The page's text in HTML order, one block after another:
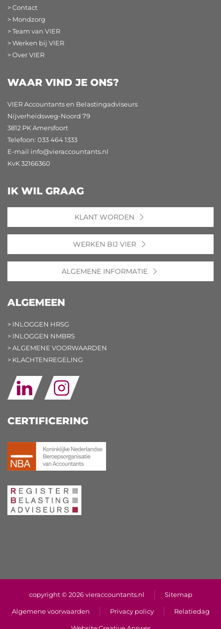
> Contact
> Mondzorg
> Team van VIER
> Werken bij VIER
> Over VIER
WAAR VIND JE ONS?
VIER Accountants en Belastingadviseurs
Nijverheidsweg-Noord 79
3812 PK Amersfoort
Telefoon: 033 464 1333
E-mail info@vieraccountants.nl
KvK 32166360
IK WIL GRAAG
KLANT WORDEN
WERKEN BIJ VIER
ALGEMENE INFORMATIE
ALGEMEEN
> INLOGGEN HRSG
> INLOGGEN NMBRS
> ALGEMENE VOORWAARDEN
> KLACHTENREGELING
CERTIFICERING
copyright © 2026 vieraccountants.nl Sitemap
Algemene voorwaarden Privacy policy Relatiedag